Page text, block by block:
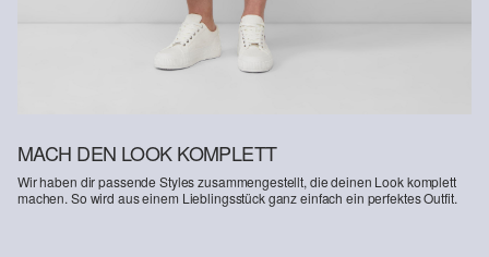
MACH DEN LOOK KOMPLETT
Wir haben dir passende Styles zusammengestellt, die deinen Look komplett
machen. So wird aus einem Lieblingsstück ganz einfach ein perfektes Outfit.